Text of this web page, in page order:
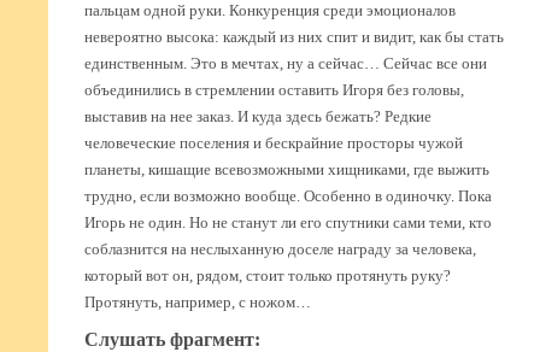
пальцам одной руки. Конкуренция среди эмоционалов
невероятно высока: каждый из них спит и видит, как бы стать
единственным. Это в мечтах, ну а сейчас… Сейчас все они
объединились в стремлении оставить Игоря без головы,
выставив на нее заказ. И куда здесь бежать? Редкие
человеческие поселения и бескрайние просторы чужой
планеты, кишащие всевозможными хищниками, где выжить
трудно, если возможно вообще. Особенно в одиночку. Пока
Игорь не один. Но не станут ли его спутники сами теми, кто
соблазнится на неслыханную доселе награду за человека,
который вот он, рядом, стоит только протянуть руку?
Протянуть, например, с ножом…
Слушать фрагмент: